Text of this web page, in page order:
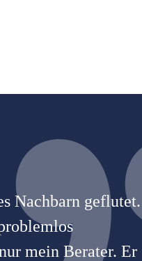
Nachbarn geflutet.
mein Berater. Er